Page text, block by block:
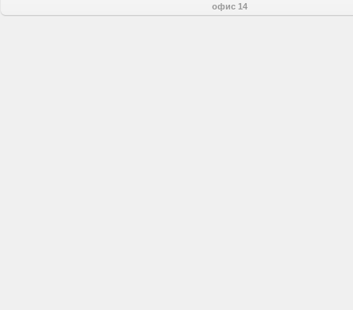
офис 14